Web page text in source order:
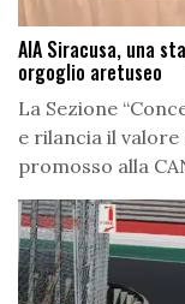
AIA Siracusa, una
orgoglio aretuseo
La Sezione
e rilancia il
promosso alla